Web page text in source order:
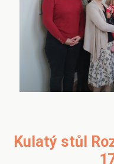
Kulatý stůl